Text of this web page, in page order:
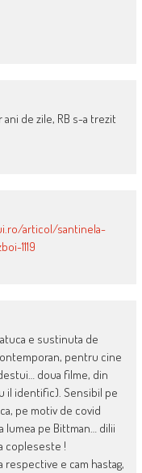
de zile, RB s-a trezit
articol/santinela-
1119
e sustinuta de
pentru cine
doua filme, din
il identific). Sensibil pe
pe motiv de covid
lumea pe Bittman… dilii
copleseste !
e cam hastag,